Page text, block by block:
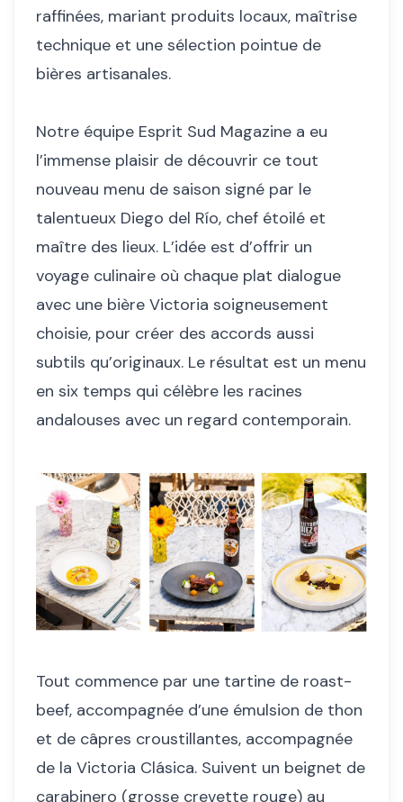
raffinées, mariant produits locaux, maîtrise
technique et une sélection pointue de
bières artisanales.
Notre équipe Esprit Sud Magazine a eu
l’immense plaisir de découvrir ce tout
nouveau menu de saison signé par le
talentueux Diego del Río, chef étoilé et
maître des lieux. L’idée est d’offrir un
voyage culinaire où chaque plat dialogue
avec une bière Victoria soigneusement
choisie, pour créer des accords aussi
subtils qu’originaux. Le résultat est un menu
en six temps qui célèbre les racines
andalouses avec un regard contemporain.
Tout commence par une tartine de roast-
beef, accompagnée d’une émulsion de thon
et de câpres croustillantes, accompagnée
de la Victoria Clásica. Suivent un beignet de
carabinero (grosse crevette rouge) au